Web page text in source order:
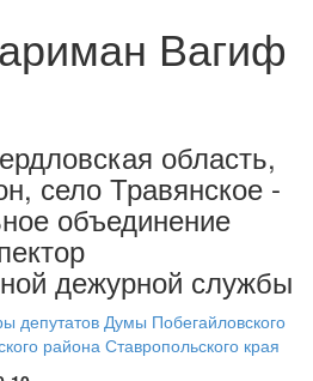
Вагиф
область,
село Травянское -
объединение
дежурной службы
депутатов Думы Побегайловского
района Ставропольского края